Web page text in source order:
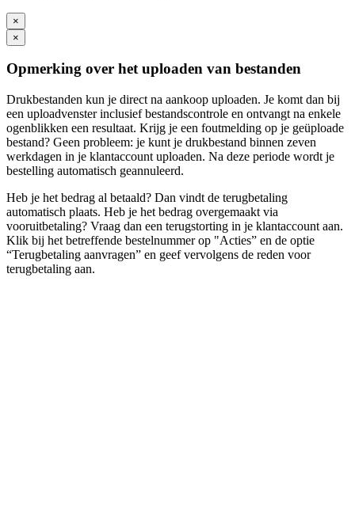
×
×
Opmerking over het uploaden van bestanden
Drukbestanden kun je direct na aankoop uploaden. Je komt dan bij
een uploadvenster inclusief bestandscontrole en ontvangt na enkele
ogenblikken een resultaat. Krijg je een foutmelding op je geüploade
bestand? Geen probleem: je kunt je drukbestand binnen zeven
werkdagen in je klantaccount uploaden. Na deze periode wordt je
bestelling automatisch geannuleerd.
Heb je het bedrag al betaald? Dan vindt de terugbetaling
automatisch plaats. Heb je het bedrag overgemaakt via
vooruitbetaling? Vraag dan een terugstorting in je klantaccount aan.
Klik bij het betreffende bestelnummer op "Acties” en de optie
“Terugbetaling aanvragen” en geef vervolgens de reden voor
terugbetaling aan.